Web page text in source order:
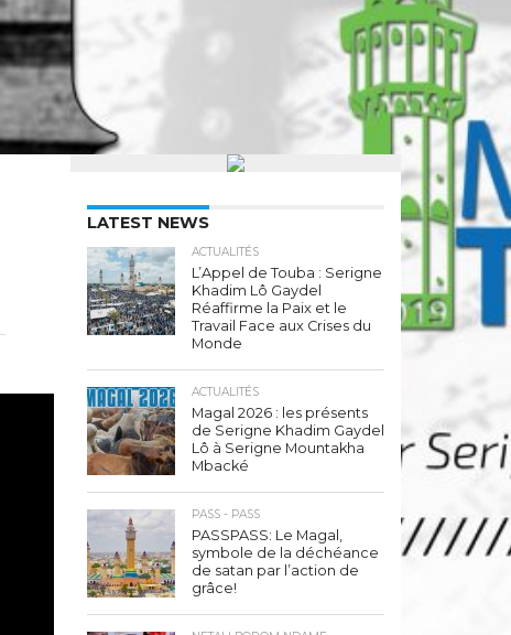
LATEST NEWS
ACTUALITÉS
L’Appel de Touba : Serigne
Khadim Lô Gaydel
Réaffirme la Paix et le
Travail Face aux Crises du
Monde
ACTUALITÉS
Magal 2026 : les présents
de Serigne Khadim Gaydel
Lô à Serigne Mountakha
Mbacké
PASS - PASS
PASSPASS: Le Magal,
symbole de la déchéance
de satan par l’action de
grâce!